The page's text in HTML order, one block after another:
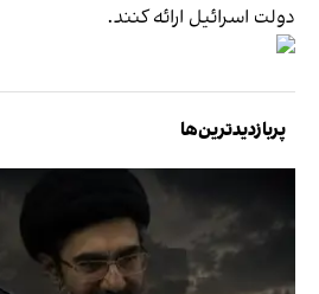
دولت اسرائیل ارائه کنند.
پربازدیدترین‌ها